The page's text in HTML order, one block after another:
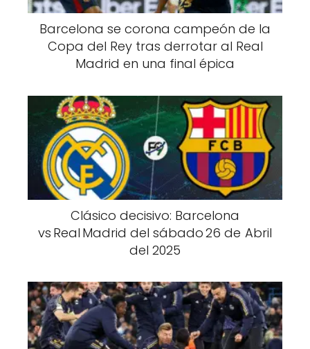
Barcelona se corona campeón de la
Copa del Rey tras derrotar al Real
Madrid en una final épica
Clásico decisivo: Barcelona
vs Real Madrid del sábado 26 de Abril
del 2025